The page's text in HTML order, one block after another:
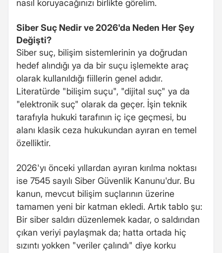
nasıl koruyacağınızı birlikte görelim.
Siber Suç Nedir ve 2026'da Neden Her Şey
Değişti?
Siber suç, bilişim sistemlerinin ya doğrudan
hedef alındığı ya da bir suçu işlemekte araç
olarak kullanıldığı fiillerin genel adıdır.
Literatürde "bilişim suçu", "dijital suç" ya da
"elektronik suç" olarak da geçer. İşin teknik
tarafıyla hukuki tarafının iç içe geçmesi, bu
alanı klasik ceza hukukundan ayıran en temel
özelliktir.
2026'yı önceki yıllardan ayıran kırılma noktası
ise 7545 sayılı Siber Güvenlik Kanunu'dur. Bu
kanun, mevcut bilişim suçlarının üzerine
tamamen yeni bir katman ekledi. Artık tablo şu:
Bir siber saldırı düzenlemek kadar, o saldırıdan
çıkan veriyi paylaşmak da; hatta ortada hiç
sızıntı yokken "veriler çalındı" diye korku